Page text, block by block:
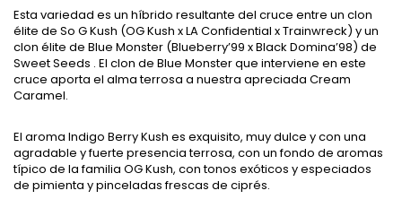
Esta variedad es un híbrido resultante del cruce entre un clon
élite de So G Kush (OG Kush x LA Confidential x Trainwreck) y un
clon élite de Blue Monster (Blueberry’99 x Black Domina’98) de
Sweet Seeds . El clon de Blue Monster que interviene en este
cruce aporta el alma terrosa a nuestra apreciada Cream
Caramel.
El aroma Indigo Berry Kush es exquisito, muy dulce y con una
agradable y fuerte presencia terrosa, con un fondo de aromas
típico de la familia OG Kush, con tonos exóticos y especiados
de pimienta y pinceladas frescas de ciprés.